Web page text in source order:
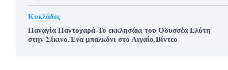
Κυκλάδες
Παναγία Παντοχαρά-Το εκκλησάκι του Οδυσσέα Ελύτη
στην Σίκινο.Ένα μπαλκόνι στο Αιγαίο.Βίντεο